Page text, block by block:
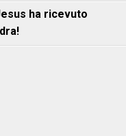
ha ricevuto